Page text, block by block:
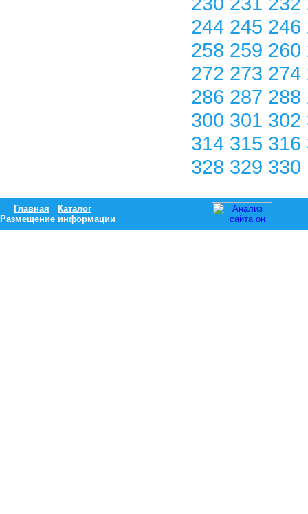
244 245 246
258 259 260
272 273 274
286 287 288
300 301 302
314 315 316
328 329 330
Главная
Каталог
Размещение информации